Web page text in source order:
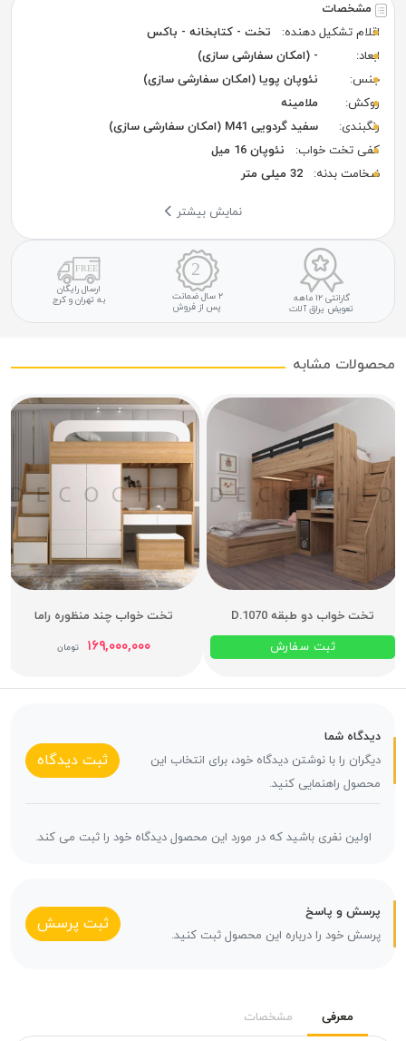
مشخصات
اقلام تشکیل دهنده:
تخت - کتابخانه - باکس
ابعاد:
- (امکان سفارشی سازی)
جنس:
نئوپان پویا (امکان سفارشی سازی)
روکش:
ملامینه
رنگبندی:
سفید گردویی M41 (امکان سفارشی سازی)
کفی تخت خواب:
نئوپان 16 میل
ضخامت بدنه:
32 میلی متر
نمایش بیشتر
گارانتی ۱۲ ماهه
تعویض یراق آلات
۲ سال ضمانت
پس از فروش
ارسال رایگان
به تهران و کرج
محصولات مشابه
تخت خواب دو طبقه D.1070
ثبت سفارش
تخت خواب چند منظوره راما
۱۶۹,۰۰۰,۰۰۰ تومان
دیدگاه شما
دیگران را با نوشتن دیدگاه خود، برای انتخاب این
محصول راهنمایی کنید.
ثبت دیدگاه
اولین نفری باشید که در مورد این محصول دیدگاه خود را ثبت می کند.
پرسش و پاسخ
پرسش خود را درباره این محصول ثبت کنید.
ثبت پرسش
معرفی مشخصات